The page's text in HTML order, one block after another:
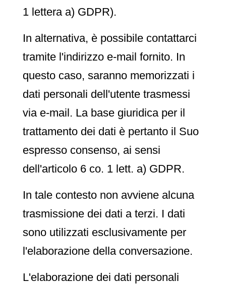
1 lettera a) GDPR).
In alternativa, è possibile contattarci
tramite l'indirizzo e-mail fornito. In
questo caso, saranno memorizzati i
dati personali dell'utente trasmessi
via e-mail. La base giuridica per il
trattamento dei dati è pertanto il Suo
espresso consenso, ai sensi
dell'articolo 6 co. 1 lett. a) GDPR.
In tale contesto non avviene alcuna
trasmissione dei dati a terzi. I dati
sono utilizzati esclusivamente per
l'elaborazione della conversazione.
L'elaborazione dei dati personali